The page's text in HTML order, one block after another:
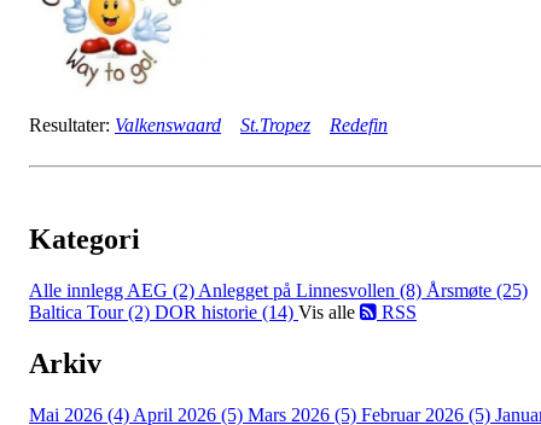
Resultater: Valkenswaard St.Tropez Redefin
Kategori
Alle innlegg AEG (2) Anlegget på Linnesvollen (8) Årsmøte (25)
Baltica Tour (2) DOR historie (14) Vis alle RSS
Arkiv
Mai 2026 (4) April 2026 (5) Mars 2026 (5) Februar 2026 (5)